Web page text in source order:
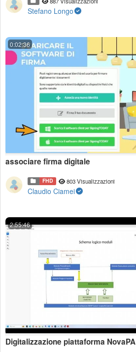
Stefano Longo
0:02:36
associare firma digitale
FHD 803 Visualizzazioni
Claudio Ciamei
2:55:46
Digitalizzazione piattaforma NovaPA